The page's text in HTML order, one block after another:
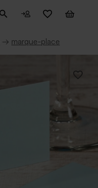
→ marque-place